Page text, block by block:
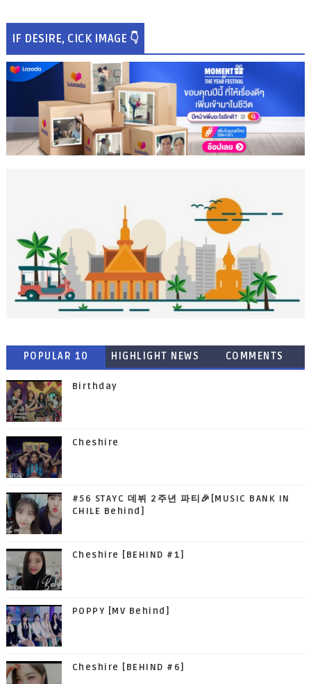
IF DESIRE, CICK IMAGE 👇
POPULAR 10 HIGHLIGHT NEWS COMMENTS
Birthday
Cheshire
#56 STAYC 데뷔 2주년 파티🎉[MUSIC BANK IN
CHILE Behind]
Cheshire [BEHIND #1]
POPPY [MV Behind]
Cheshire [BEHIND #6]